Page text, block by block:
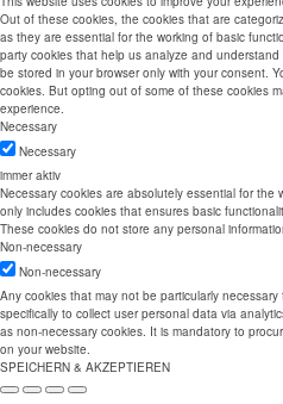
Out of these cookies, the cookies that are
as they are essential for the working of basic
party cookies that help us analyze and
be stored in your browser only with your consent.
cookies. But opting out of some of these cookies
experience.
Necessary
Necessary
immer aktiv
Necessary cookies are absolutely essential for the
only includes cookies that ensures basic
These cookies do not store any personal
Non-necessary
Non-necessary
Any cookies that may not be particularly
specifically to collect user personal data via
as non-necessary cookies. It is mandatory to
on your website.
SPEICHERN & AKZEPTIEREN